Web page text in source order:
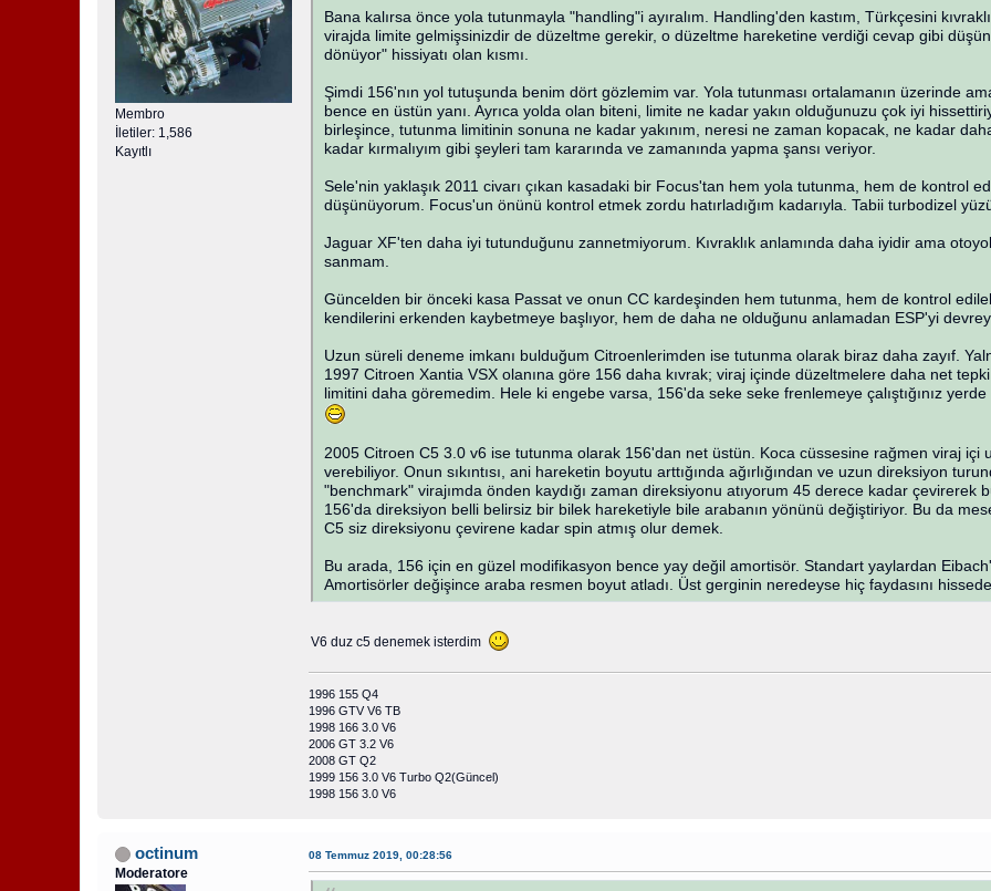
Membro
İletiler: 1,586
Kayıtlı
Bana kalırsa önce yola tutunmayla "handling"i ayıralım. Handling'den kastım, Türkçesini
virajda limite gelmişsinizdir de düzeltme gerekir, o düzeltme hareketine verdiği cevap gibi
dönüyor" hissiyatı olan kısmı.
Şimdi 156'nın yol tutuşunda benim dört gözlemim var. Yola tutunması ortalamanın üzerinde
bence en üstün yanı. Ayrıca yolda olan biteni, limite ne kadar yakın olduğunuzu çok iyi
birleşince, tutunma limitinin sonuna ne kadar yakınım, neresi ne zaman kopacak, ne kadar
kadar kırmalıyım gibi şeyleri tam kararında ve zamanında yapma şansı veriyor.
Sele'nin yaklaşık 2011 civarı çıkan kasadaki bir Focus'tan hem yola tutunma, hem de kontrol
düşünüyorum. Focus'un önünü kontrol etmek zordu hatırladığım kadarıyla. Tabii turbodizel
Jaguar XF'ten daha iyi tutunduğunu zannetmiyorum. Kıvraklık anlamında daha iyidir ama
sanmam.
Güncelden bir önceki kasa Passat ve onun CC kardeşinden hem tutunma, hem de kontrol
kendilerini erkenden kaybetmeye başlıyor, hem de daha ne olduğunu anlamadan ESP'yi
Uzun süreli deneme imkanı bulduğum Citroenlerimden ise tutunma olarak biraz daha zayıf.
1997 Citroen Xantia VSX olanına göre 156 daha kıvrak; viraj içinde düzeltmelere daha net
limitini daha göremedim. Hele ki engebe varsa, 156'da seke seke frenlemeye çalıştığınız
2005 Citroen C5 3.0 v6 ise tutunma olarak 156'dan net üstün. Koca cüssesine rağmen viraj içi
verebiliyor. Onun sıkıntısı, ani hareketin boyutu arttığında ağırlığından ve uzun direksiyon
"benchmark" virajımda önden kaydığı zaman direksiyonu atıyorum 45 derece kadar çevirerek
156'da direksiyon belli belirsiz bir bilek hareketiyle bile arabanın yönünü değiştiriyor. Bu da
C5 siz direksiyonu çevirene kadar spin atmış olur demek.
Bu arada, 156 için en güzel modifikasyon bence yay değil amortisör. Standart yaylardan
Amortisörler değişince araba resmen boyut atladı. Üst gerginin neredeyse hiç faydasını
V6 duz c5 denemek isterdim
1996 155 Q4
1996 GTV V6 TB
1998 166 3.0 V6
2006 GT 3.2 V6
2008 GT Q2
1999 156 3.0 V6 Turbo Q2(Güncel)
1998 156 3.0 V6
octinum
Moderatore
08 Temmuz 2019, 00:28:56